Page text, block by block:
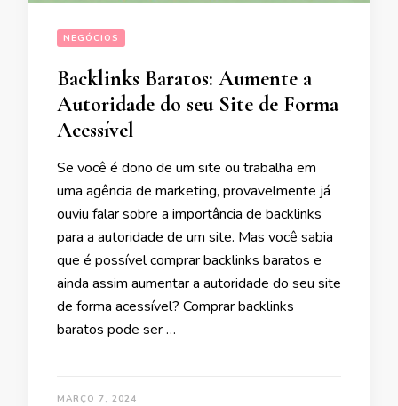
NEGÓCIOS
Backlinks Baratos: Aumente a
Autoridade do seu Site de Forma
Acessível
Se você é dono de um site ou trabalha em
uma agência de marketing, provavelmente já
ouviu falar sobre a importância de backlinks
para a autoridade de um site. Mas você sabia
que é possível comprar backlinks baratos e
ainda assim aumentar a autoridade do seu site
de forma acessível? Comprar backlinks
baratos pode ser …
MARÇO 7, 2024